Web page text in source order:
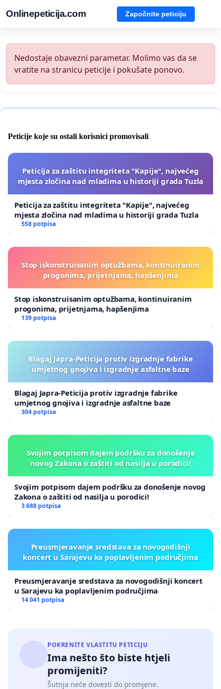
Onlinepeticija.com Započnite peticiju
Nedostaje obavezni parametar. Molimo vas da se
vratite na stranicu peticije i pokušate ponovo.
Peticije koje su ostali korisnici promovisali
Peticija za zaštitu integriteta "Kapije", najvećeg
mjesta zločina nad mladima u historiji grada Tuzla
Peticija za zaštitu integriteta "Kapije", najvećeg
mjesta zločina nad mladima u historiji grada Tuzla
558 potpisa
Stop iskonstruisanim optužbama, kontinuiranim
progonima, prijetnjama, hapšenjima
Stop iskonstruisanim optužbama, kontinuiranim
progonima, prijetnjama, hapšenjima
139 potpisa
Blagaj Japra-Peticija protiv izgradnje fabrike
umjetnog gnojiva i izgradnje asfaltne baze
Blagaj Japra-Peticija protiv izgradnje fabrike
umjetnog gnojiva i izgradnje asfaltne baze
304 potpisa
Svojim potpisom dajem podršku za donošenje
novog Zakona o zaštiti od nasilja u porodici!
Svojim potpisom dajem podršku za donošenje novog
Zakona o zaštiti od nasilja u porodici!
3 688 potpisa
Preusmjeravanje sredstava za novogodišnji
koncert u Sarajevu ka poplavljenim područjima
Preusmjeravanje sredstava za novogodišnji koncert
u Sarajevu ka poplavljenim područjima
14 041 potpisa
POKRENITE VLASTITU PETICIJU
Ima nešto što biste htjeli
promijeniti?
Šutnja neće dovesti do promjene.